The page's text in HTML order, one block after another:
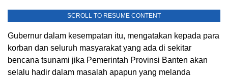
SCROLL TO RESUME CONTENT
Gubernur dalam kesempatan itu, mengatakan kepada para
korban dan seluruh masyarakat yang ada di sekitar
bencana tsunami jika Pemerintah Provinsi Banten akan
selalu hadir dalam masalah apapun yang melanda